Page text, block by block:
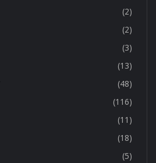
(2)
(2)
(3)
(13)
(48)
(116)
(11)
(18)
(5)